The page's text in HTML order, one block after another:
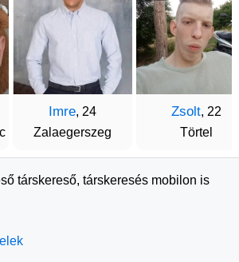
Imre, 24
Zalaegerszeg
Zsolt, 22
Törtel
társkereső, társkeresés mobilon is